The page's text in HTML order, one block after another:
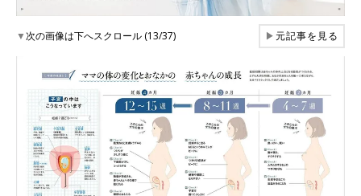
▼次の画像は下へスクロール (13/37) ▶元記事を見る